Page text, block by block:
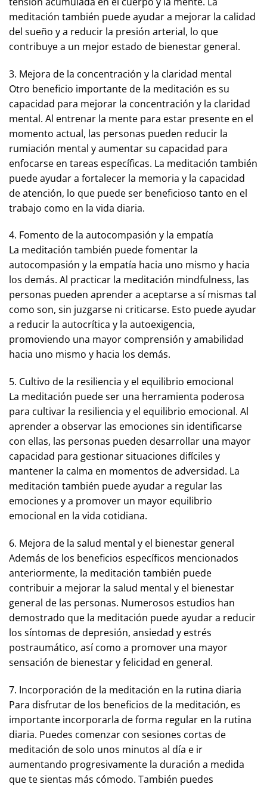
meditación también puede ayudar a mejorar la calidad
del sueño y a reducir la presión arterial, lo que
contribuye a un mejor estado de bienestar general.
3. Mejora de la concentración y la claridad mental
Otro beneficio importante de la meditación es su
capacidad para mejorar la concentración y la claridad
mental. Al entrenar la mente para estar presente en el
momento actual, las personas pueden reducir la
rumiación mental y aumentar su capacidad para
enfocarse en tareas específicas. La meditación también
puede ayudar a fortalecer la memoria y la capacidad
de atención, lo que puede ser beneficioso tanto en el
trabajo como en la vida diaria.
4. Fomento de la autocompasión y la empatía
La meditación también puede fomentar la
autocompasión y la empatía hacia uno mismo y hacia
los demás. Al practicar la meditación mindfulness, las
personas pueden aprender a aceptarse a sí mismas tal
como son, sin juzgarse ni criticarse. Esto puede ayudar
a reducir la autocrítica y la autoexigencia,
promoviendo una mayor comprensión y amabilidad
hacia uno mismo y hacia los demás.
5. Cultivo de la resiliencia y el equilibrio emocional
La meditación puede ser una herramienta poderosa
para cultivar la resiliencia y el equilibrio emocional. Al
aprender a observar las emociones sin identificarse
con ellas, las personas pueden desarrollar una mayor
capacidad para gestionar situaciones difíciles y
mantener la calma en momentos de adversidad. La
meditación también puede ayudar a regular las
emociones y a promover un mayor equilibrio
emocional en la vida cotidiana.
6. Mejora de la salud mental y el bienestar general
Además de los beneficios específicos mencionados
anteriormente, la meditación también puede
contribuir a mejorar la salud mental y el bienestar
general de las personas. Numerosos estudios han
demostrado que la meditación puede ayudar a reducir
los síntomas de depresión, ansiedad y estrés
postraumático, así como a promover una mayor
sensación de bienestar y felicidad en general.
7. Incorporación de la meditación en la rutina diaria
Para disfrutar de los beneficios de la meditación, es
importante incorporarla de forma regular en la rutina
diaria. Puedes comenzar con sesiones cortas de
meditación de solo unos minutos al día e ir
aumentando progresivamente la duración a medida
que te sientas más cómodo. También puedes